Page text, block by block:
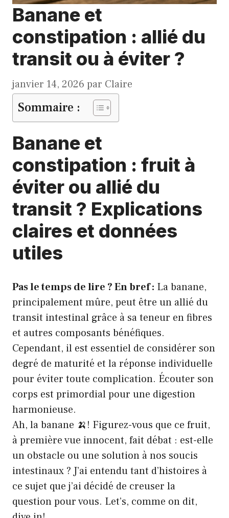
Banane et
constipation : allié du
transit ou à éviter ?
janvier 14, 2026 par Claire
Sommaire :
Banane et
constipation : fruit à
éviter ou allié du
transit ? Explications
claires et données
utiles
Pas le temps de lire ? En bref : La banane,
principalement mûre, peut être un allié du
transit intestinal grâce à sa teneur en fibres
et autres composants bénéfiques.
Cependant, il est essentiel de considérer son
degré de maturité et la réponse individuelle
pour éviter toute complication. Écouter son
corps est primordial pour une digestion
harmonieuse.
Ah, la banane 🍌! Figurez-vous que ce fruit,
à première vue innocent, fait débat : est-elle
un obstacle ou une solution à nos soucis
intestinaux ? J’ai entendu tant d’histoires à
ce sujet que j’ai décidé de creuser la
question pour vous. Let’s, comme on dit,